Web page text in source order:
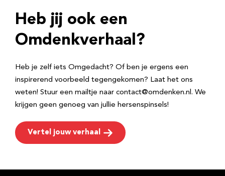
r
e
Heb jij ook een
Omdenkverhaal?
Heb je zelf iets Omgedacht? Of ben je ergens een
inspirerend voorbeeld tegengekomen? Laat het ons
weten! Stuur een mailtje naar contact@omdenken.nl. We
krijgen geen genoeg van jullie hersenspinsels!
Vertel jouw verhaal